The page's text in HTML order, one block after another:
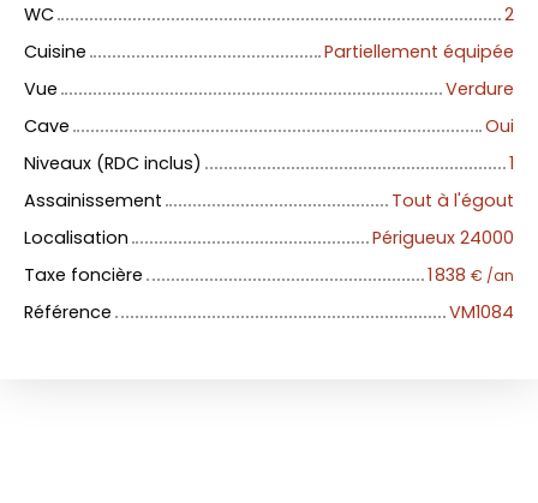
WC
2
Cuisine
Partiellement équipée
Vue
Verdure
Cave
Oui
Niveaux (RDC inclus)
1
Assainissement
Tout à l'égout
Localisation
Périgueux 24000
Taxe foncière
1 838 € /an
Référence VM1084